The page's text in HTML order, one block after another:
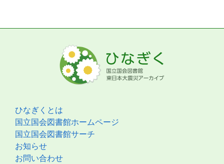
ひなぎくとは
国立国会図書館ホームページ
国立国会図書館サーチ
お知らせ
お問い合わせ